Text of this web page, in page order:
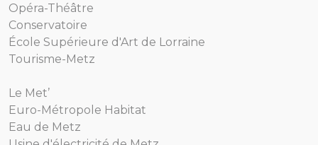
Opéra-Théâtre
Conservatoire
École Supérieure d'Art de Lorraine
Tourisme-Metz
Le Met’
Euro-Métropole Habitat
Eau de Metz